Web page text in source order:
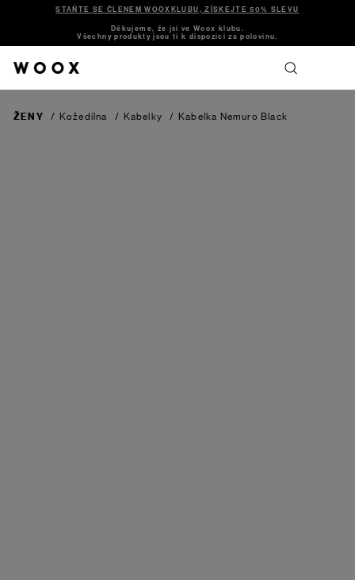
STAŇTE SE ČLENEM WOOXKLUBU, ZÍSKEJTE 50% SLEVU
Děkujeme, že jsi ve Woox klubu.
Všechny produkty jsou ti k dispozici za polovinu.
ŽENY / Kožedílna / Kabelky / Kabelka Nemuro Black